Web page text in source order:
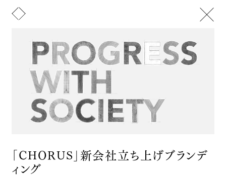
メニュー
トップ
山﨑晴太郎について
お知らせ
ニュースレター
文化活動
デザイン
お問い合わせ
Image
セイタロウデザイングループ
Let's note | Panasonic
Brand Promotion
「CHORUS」新会社立ち上げブランデ
ィング